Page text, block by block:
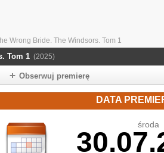
Wrong Bride. The Windsors. Tom 1
Tom 1 (2025)
Obserwuj premierę
DATA
środa